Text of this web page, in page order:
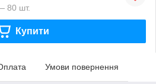
80 шт.
Купити
Умови повернення